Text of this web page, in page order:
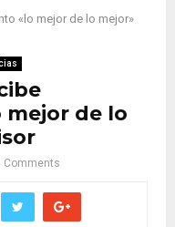
«lo mejor de lo mejor»
de lo
Comments